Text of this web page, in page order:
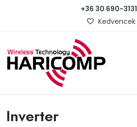
+36 30 690-3131
Kedvencek
Inverter